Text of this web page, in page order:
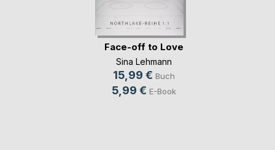
Face-off to Love
Sina Lehmann
15,99 € Buch
5,99 € E-Book